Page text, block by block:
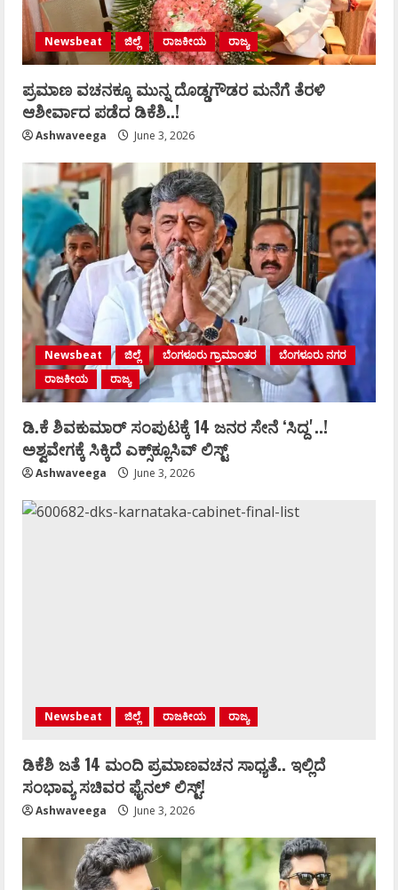
Newsbeat ಜಿಲ್ಲೆ ರಾಜಕೀಯ ರಾಜ್ಯ
ಪ್ರಮಾಣ ವಚನಕ್ಕೂ ಮುನ್ನ ದೊಡ್ಡಗೌಡರ ಮನೆಗೆ ತೆರಳಿ
ಆಶೀರ್ವಾದ ಪಡೆದ ಡಿಕೆಶಿ..!
Ashwaveega June 3, 2026
Newsbeat ಜಿಲ್ಲೆ ಬೆಂಗಳೂರು ಗ್ರಾಮಾಂತರ
ಬೆಂಗಳೂರು ನಗರ
ರಾಜಕೀಯ
ರಾಜ್ಯ
ಡಿ.ಕೆ ಶಿವಕುಮಾರ್‌ ಸಂಪುಟಕ್ಕೆ 14 ಜನರ ಸೇನೆ ʻಸಿದ್ದʼ..!
ಅಶ್ವವೇಗಕ್ಕೆ ಸಿಕ್ಕಿದೆ ಎಕ್ಸ್‌ಕ್ಲೂಸಿವ್‌ ಲಿಸ್ಟ್‌
Ashwaveega June 3, 2026
Newsbeat ಜಿಲ್ಲೆ ರಾಜಕೀಯ ರಾಜ್ಯ
ಡಿಕೆಶಿ ಜತೆ 14 ಮಂದಿ ಪ್ರಮಾಣವಚನ ಸಾಧ್ಯತೆ.. ಇಲ್ಲಿದೆ
ಸಂಭಾವ್ಯ ಸಚಿವರ ಫೈನಲ್ ಲಿಸ್ಟ್‌!
Ashwaveega June 3, 2026